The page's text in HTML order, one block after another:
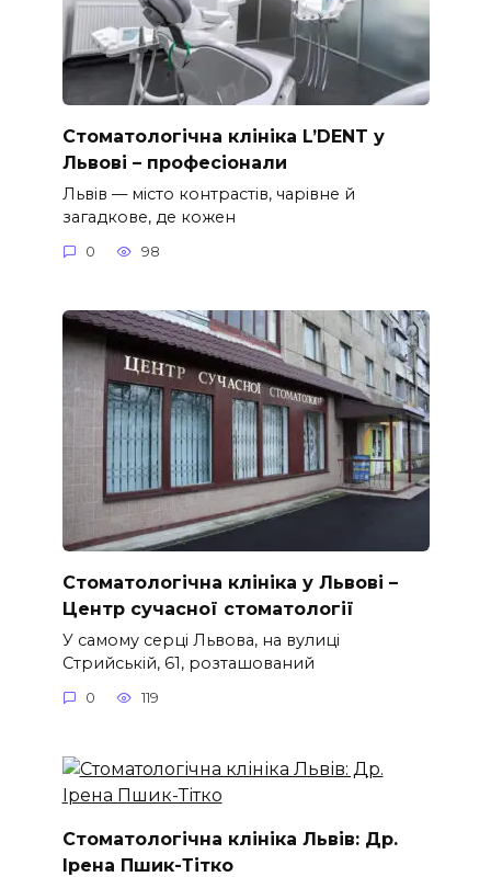
Стоматологічна клініка L’DENT у
Львові – професіонали
Львів — місто контрастів, чарівне й
загадкове, де кожен
0 98
Стоматологічна клініка у Львові –
Центр сучасної стоматології
У самому серці Львова, на вулиці
Стрийській, 61, розташований
0 119
Стоматологічна клініка Львів: Др.
Ірена Пшик-Тітко